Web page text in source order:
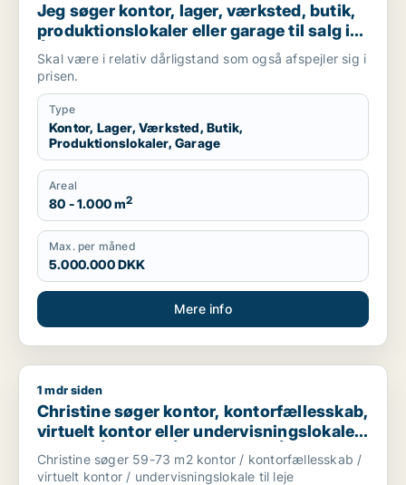
Jeg søger kontor, lager, værksted, butik,
produktionslokaler eller garage til salg i
Århus
Skal være i relativ dårligstand som også afspejler sig i
prisen.
Type
Kontor, Lager, Værksted, Butik,
Produktionslokaler, Garage
Areal
80 - 1.000 m2
Max. per måned
5.000.000 DKK
Mere info
Christine søger kontor, kontorfællesskab, virtuelt kontor
1 mdr siden
Christine søger kontor, kontorfællesskab,
virtuelt kontor eller undervisningslokale
til leje i Århus C, Århus N eller Århus V
m.fl.
Christine søger 59-73 m2 kontor / kontorfællesskab /
virtuelt kontor / undervisningslokale til leje